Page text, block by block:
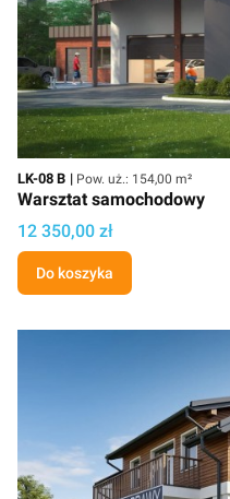
Kod
LK-08 B Powierzchnia użytkowa
Pow. uż.: 154,00 m²
Warsztat samochodowy
Cena
12 350,00 zł
Do koszyka